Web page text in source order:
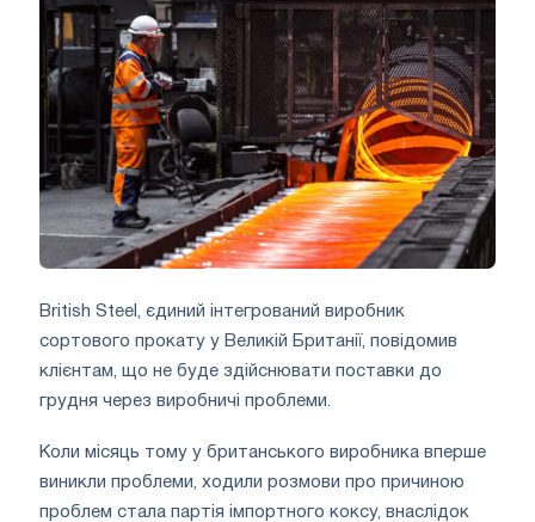
British Steel, єдиний інтегрований виробник
сортового прокату у Великій Британії, повідомив
клієнтам, що не буде здійснювати поставки до
грудня через виробничі проблеми.
Коли місяць тому у британського виробника вперше
виникли проблеми, ходили розмови про причиною
проблем стала партія імпортного коксу, внаслідок